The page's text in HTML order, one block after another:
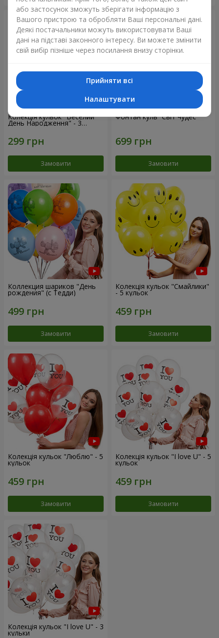
Колекція кульок "Веселий
День Народження" - 3
кульки
Замовити
Фонтан куль “Світ чудес”
Замовити
Коллекция шариков "День
рождения" (с Тедди)
Замовити
Колекція кульок "Смайлики"
- 5 кульок
Замовити
Колекція кульок "Люблю" - 5
кульок
Замовити
Колекція кульок "I love U" - 5
кульок
Замовити
Колекція кульок "I love U" - 3
кульки
або застосунок зможуть зберігати інформацію з
Вашого пристрою та обробляти Ваші персональні дані.
Деякі постачальники можуть використовувати Ваші
дані на підставі законного інтересу. Ви можете змінити
свій вибір пізніше через посилання внизу сторінки.
Прийняти всі
Налаштувати